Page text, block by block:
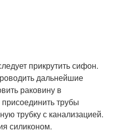
прикрутить сифон.
дальнейшие
раковину в
трубы
трубку с канализацией.
силиконом.